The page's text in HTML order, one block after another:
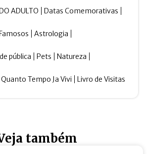
ADULTO Datas Comemorativas
Astrologia
pública Pets Natureza
Quanto Tempo Ja Vivi Livro de Visitas
também